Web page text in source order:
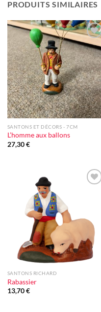
PRODUITS SIMILAIRES
Ajouter
à la liste
d'envie
SANTONS ET DÉCORS - 7CM
L’homme aux ballons
27,30€
SANTONS RICHARD
Rabassier
13,70€